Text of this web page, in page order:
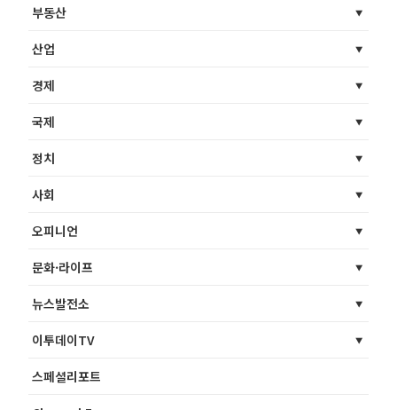
부동산
산업
경제
국제
정치
사회
오피니언
문화·라이프
뉴스발전소
이투데이TV
스페셜리포트